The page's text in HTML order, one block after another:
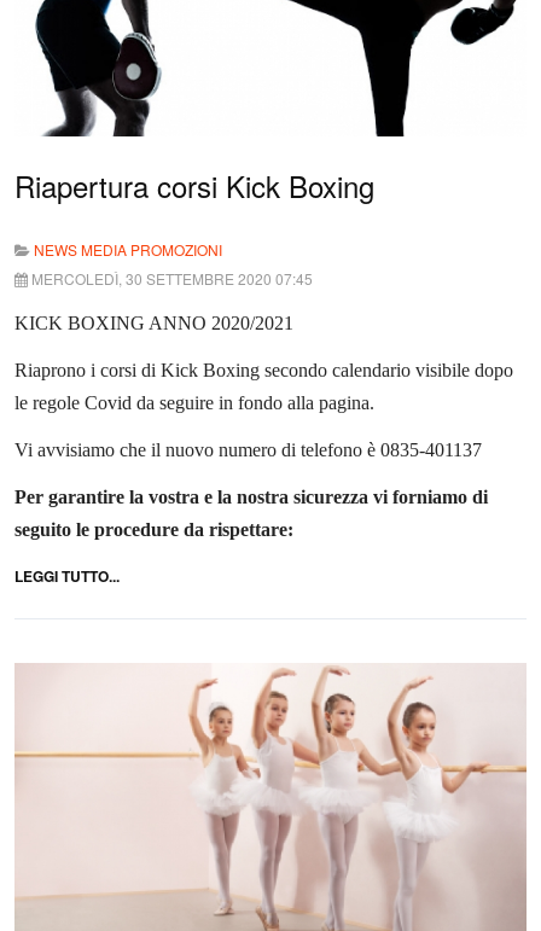
Riapertura corsi Kick Boxing
NEWS MEDIA PROMOZIONI
MERCOLEDÌ, 30 SETTEMBRE 2020 07:45
KICK BOXING ANNO 2020/2021
Riaprono i corsi di Kick Boxing secondo calendario visibile dopo
le regole Covid da seguire in fondo alla pagina.
Vi avvisiamo che il nuovo numero di telefono è 0835-401137
Per garantire la vostra e la nostra sicurezza vi forniamo di
seguito le procedure da rispettare:
LEGGI TUTTO...